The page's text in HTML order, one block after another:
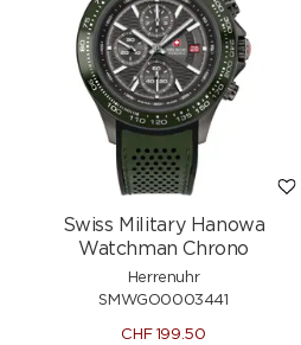
Swiss Military Hanowa
Watchman Chrono
Herrenuhr
SMWGO0003441
CHF199.50
6'451.50 CHF7'590.-